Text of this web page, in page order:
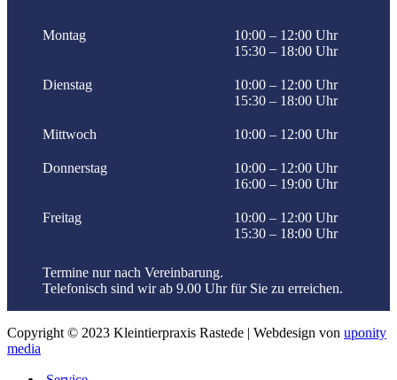
Montag
10:00 – 12:00 Uhr
15:30 – 18:00 Uhr
Dienstag
10:00 – 12:00 Uhr
15:30 – 18:00 Uhr
Mittwoch 10:00 – 12:00 Uhr
Donnerstag
10:00 – 12:00 Uhr
16:00 – 19:00 Uhr
Freitag
10:00 – 12:00 Uhr
15:30 – 18:00 Uhr
Termine nur nach Vereinbarung.
Telefonisch sind wir ab 9.00 Uhr für Sie zu erreichen.
Copyright © 2023 Kleintierpraxis Rastede | Webdesign von uponity
media